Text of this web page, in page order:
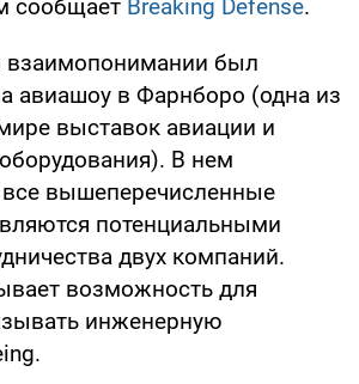
сообщает Breaking Defense.
был
авиашоу в Фарнборо (одна из
выставок авиации и
В нем
все вышеперечисленные
потенциальными
двух компаний.
возможность для
инженерную